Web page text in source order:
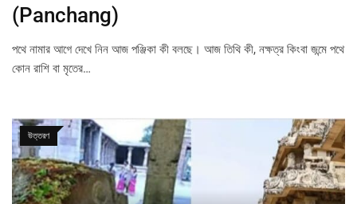
(Panchang)
পথে নামার আগে দেখে নিন আজ পঞ্জিকা কী বলছে। আজ তিথি কী, নক্ষত্র কিংবা জন্মে পথে
কোন রাশি বা মৃতের…
উত্তরণ